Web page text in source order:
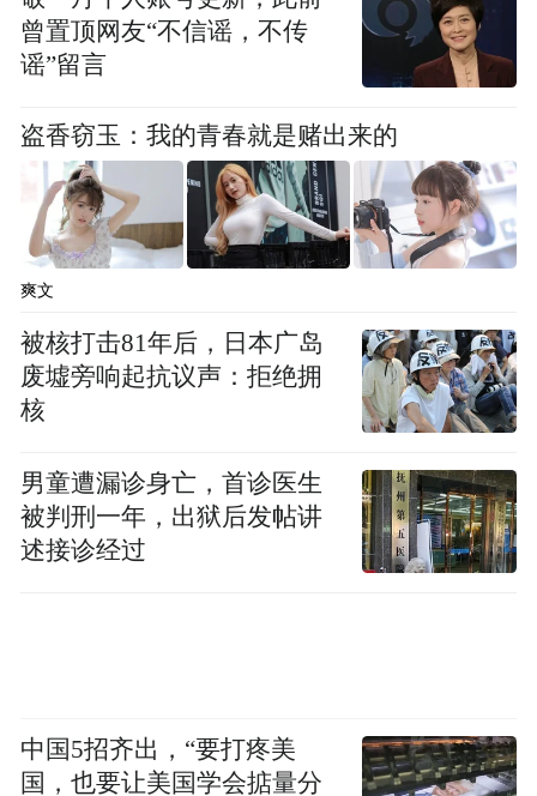
曾置顶网友“不信谣，不传
谣”留言
盗香窃玉：我的青春就是赌出来的
爽文
被核打击81年后，日本广岛
废墟旁响起抗议声：拒绝拥
核
男童遭漏诊身亡，首诊医生
被判刑一年，出狱后发帖讲
述接诊经过
中国5招齐出，“要打疼美
国，也要让美国学会掂量分